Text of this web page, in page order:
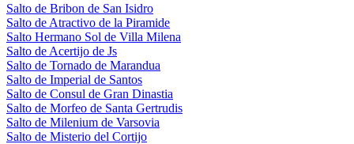
Salto de Bribon de San Isidro
Salto de Atractivo de la Piramide
Salto Hermano Sol de Villa Milena
Salto de Acertijo de Js
Salto de Tornado de Marandua
Salto de Imperial de Santos
Salto de Consul de Gran Dinastia
Salto de Morfeo de Santa Gertrudis
Salto de Milenium de Varsovia
Salto de Misterio del Cortijo